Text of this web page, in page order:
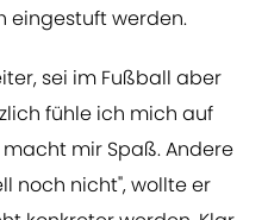
eingestuft werden.
sei im Fußball aber
fühle ich mich auf
mir Spaß. Andere
noch nicht", wollte er